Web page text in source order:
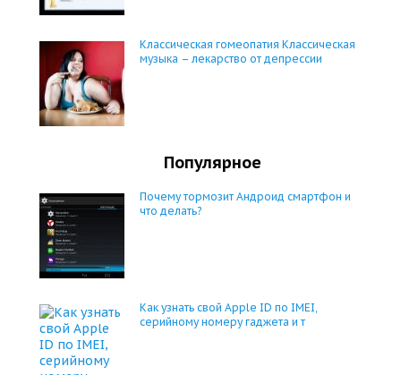
Классическая гомеопатия Классическая
музыка – лекарство от депрессии
Популярное
Почему тормозит Андроид смартфон и
что делать?
Как узнать свой Apple ID по IMEI,
серийному номеру гаджета и т